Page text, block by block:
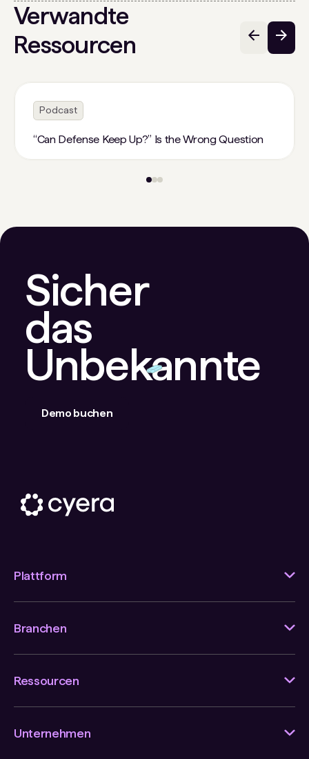
Verwandte
Ressourcen
Podcast
“Can Defense Keep Up?” Is the Wrong Question
Sicher
das
Unbekannte
Demo buchen
Plattform
Branchen
Ressourcen
Unternehmen